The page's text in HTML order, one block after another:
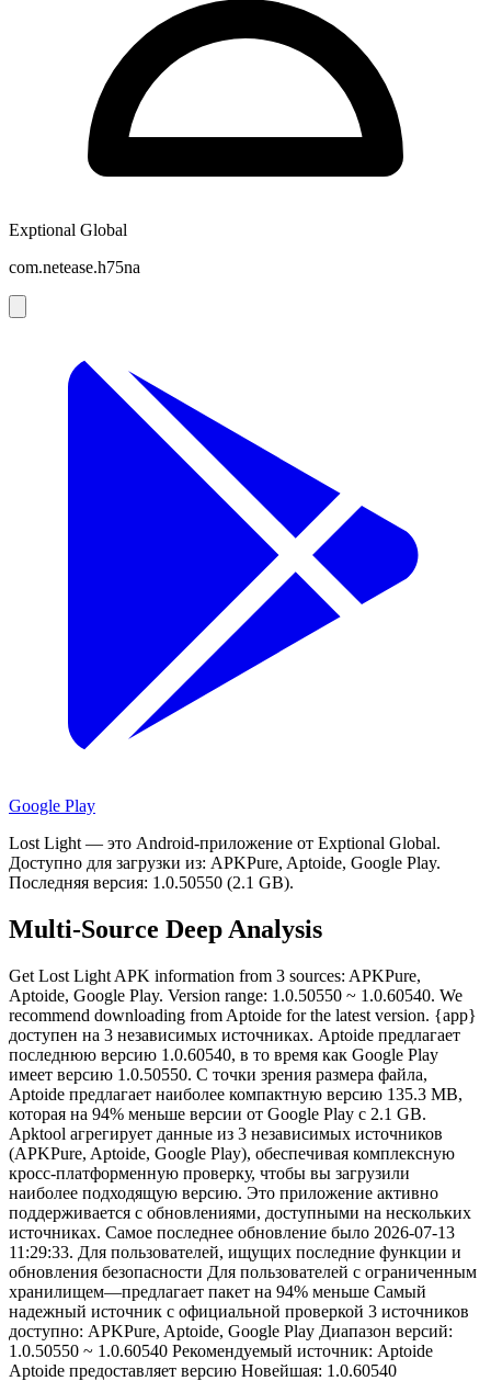
Exptional Global
com.netease.h75na
Google Play
Lost Light — это Android-приложение от Exptional Global.
Доступно для загрузки из: APKPure, Aptoide, Google Play.
Последняя версия: 1.0.50550 (2.1 GB).
Multi-Source Deep Analysis
Get Lost Light APK information from 3 sources: APKPure,
Aptoide, Google Play. Version range: 1.0.50550 ~ 1.0.60540. We
recommend downloading from Aptoide for the latest version. {app}
доступен на 3 независимых источниках. Aptoide предлагает
последнюю версию 1.0.60540, в то время как Google Play
имеет версию 1.0.50550. С точки зрения размера файла,
Aptoide предлагает наиболее компактную версию 135.3 MB,
которая на 94% меньше версии от Google Play с 2.1 GB.
Apktool агрегирует данные из 3 независимых источников
(APKPure, Aptoide, Google Play), обеспечивая комплексную
кросс-платформенную проверку, чтобы вы загрузили
наиболее подходящую версию. Это приложение активно
поддерживается с обновлениями, доступными на нескольких
источниках. Самое последнее обновление было 2026-07-13
11:29:33. Для пользователей, ищущих последние функции и
обновления безопасности Для пользователей с ограниченным
хранилищем—предлагает пакет на 94% меньше Самый
надежный источник с официальной проверкой 3 источников
доступно: APKPure, Aptoide, Google Play Диапазон версий:
1.0.50550 ~ 1.0.60540 Рекомендуемый источник: Aptoide
Aptoide предоставляет версию Новейшая: 1.0.60540